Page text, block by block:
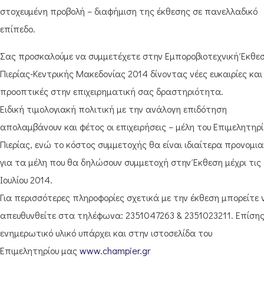
στοχευμένη προβολή – διαφήμιση της έκθεσης σε πανελλαδικό
επίπεδο.
Σας προσκαλούμε να συμμετέχετε στην Εμποροβιοτεχνική
Πιερίας-Κεντρικής Μακεδονίας 2014 δίνοντας νέες ευκαιρίες και
προοπτικές στην επιχειρηματική σας δραστηριότητα.
Ειδική τιμολογιακή πολιτική με την ανάλογη επιδότηση
απολαμβάνουν και φέτος οι επιχειρήσεις – μέλη του
Πιερίας, ενώ το κόστος συμμετοχής θα είναι ιδιαίτερα
για τα μέλη που θα δηλώσουν συμμετοχή στην Έκθεση μέχρι τις
Ιουλίου 2014.
Για περισσότερες πληροφορίες σχετικά με την έκθεση μπορείτε
απευθυνθείτε στα τηλέφωνα: 2351047263 & 2351023211.
ενημερωτικό υλικό υπάρχει και στην ιστοσελίδα του
Επιμελητηρίου μαςwww.champier.gr